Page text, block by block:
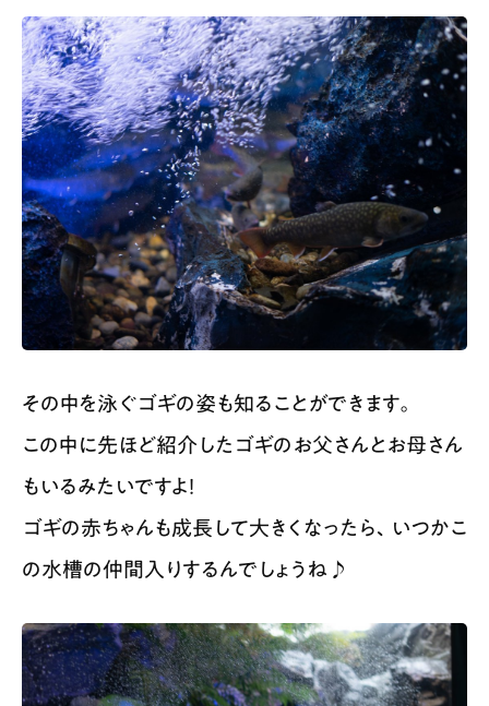
その中を泳ぐゴギの姿も知ることができます。
この中に先ほど紹介したゴギのお父さんとお母さん
もいるみたいですよ！
ゴギの赤ちゃんも成長して大きくなったら、いつかこ
の水槽の仲間入りするんでしょうね♪